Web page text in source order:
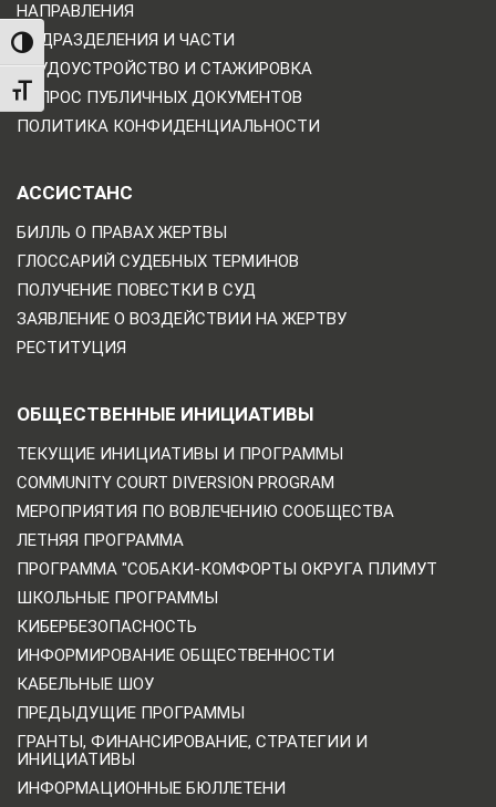
TOGGLE HIGH CONTRAST
TOGGLE FONT SIZE
НАПРАВЛЕНИЯ
ПОДРАЗДЕЛЕНИЯ И ЧАСТИ
ТРУДОУСТРОЙСТВО И СТАЖИРОВКА
ЗАПРОС ПУБЛИЧНЫХ ДОКУМЕНТОВ
ПОЛИТИКА КОНФИДЕНЦИАЛЬНОСТИ
АССИСТАНС
БИЛЛЬ О ПРАВАХ ЖЕРТВЫ
ГЛОССАРИЙ СУДЕБНЫХ ТЕРМИНОВ
ПОЛУЧЕНИЕ ПОВЕСТКИ В СУД
ЗАЯВЛЕНИЕ О ВОЗДЕЙСТВИИ НА ЖЕРТВУ
РЕСТИТУЦИЯ
ОБЩЕСТВЕННЫЕ ИНИЦИАТИВЫ
ТЕКУЩИЕ ИНИЦИАТИВЫ И ПРОГРАММЫ
COMMUNITY COURT DIVERSION PROGRAM
МЕРОПРИЯТИЯ ПО ВОВЛЕЧЕНИЮ СООБЩЕСТВА
ЛЕТНЯЯ ПРОГРАММА
ПРОГРАММА "СОБАКИ-КОМФОРТЫ ОКРУГА ПЛИМУТ
ШКОЛЬНЫЕ ПРОГРАММЫ
КИБЕРБЕЗОПАСНОСТЬ
ИНФОРМИРОВАНИЕ ОБЩЕСТВЕННОСТИ
КАБЕЛЬНЫЕ ШОУ
ПРЕДЫДУЩИЕ ПРОГРАММЫ
ГРАНТЫ, ФИНАНСИРОВАНИЕ, СТРАТЕГИИ И
ИНИЦИАТИВЫ
ИНФОРМАЦИОННЫЕ БЮЛЛЕТЕНИ